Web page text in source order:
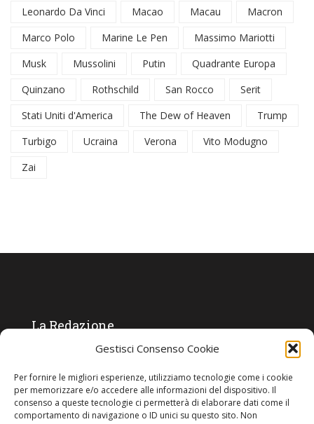
Gestisci Consenso Cookie
Per fornire le migliori esperienze, utilizziamo tecnologie come i cookie
per memorizzare e/o accedere alle informazioni del dispositivo. Il
consenso a queste tecnologie ci permetterà di elaborare dati come il
comportamento di navigazione o ID unici su questo sito. Non
Leonardo Da Vinci
Macao Macau
Macron
Marco Polo
Marine Le Pen
Massimo Mariotti
Musk
Mussolini Putin
Quadrante Europa
Quinzano
Rothschild San Rocco
Serit
Stati Uniti d'America
The Dew of Heaven
Trump
Turbigo
Ucraina Verona
Vito Modugno
Zai
La Redazione
Critica Letteraria:Ambrogio Bianchi
Vita Politica:Ermete Barbieri